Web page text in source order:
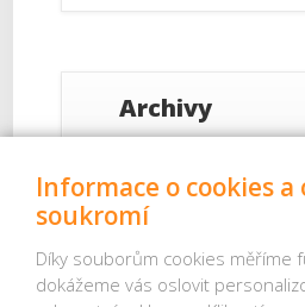
Archivy
Září 2017
Červenec 2017
Informace o cookies a
soukromí
Díky souborům cookies měříme
dokážeme vás oslovit